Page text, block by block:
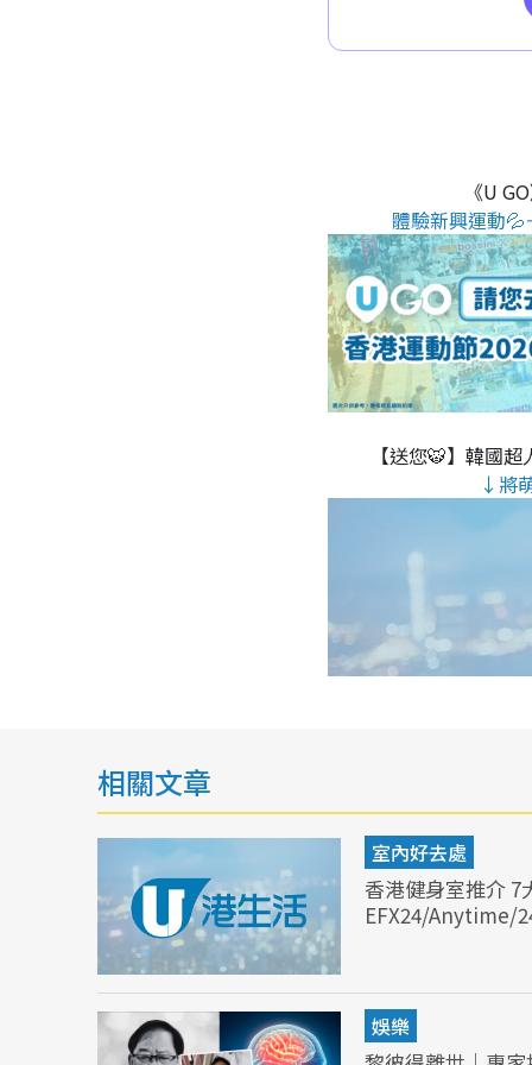
《U
體驗新興運動
【送您🐯】韓國
↓將
相關文章
室內好去處
香港健身室推介 7
EFX24/Anytime/
娛樂